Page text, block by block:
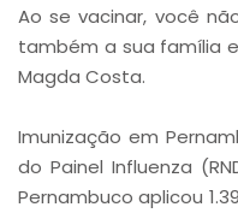
Ao se vacinar, você
também a sua família
Magda Costa.
Imunização em
do Painel Influenza
Pernambuco aplicou